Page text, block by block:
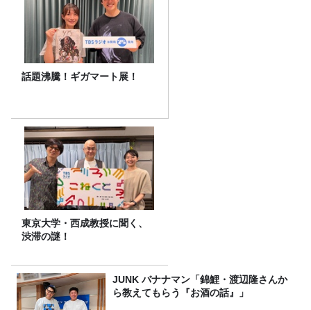
話題沸騰！ギガマート展！
東京大学・西成教授に聞く、
渋滞の謎！
JUNK バナナマン「錦鯉・渡辺隆さんか
ら教えてもらう『お酒の話』」